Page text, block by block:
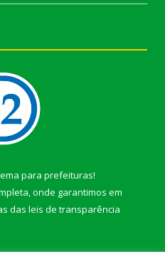
para prefeituras!
onde garantimos em
das leis de transparência